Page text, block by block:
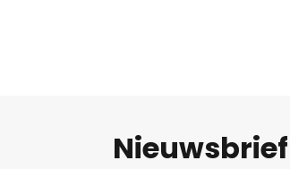
Nieuwsbrief